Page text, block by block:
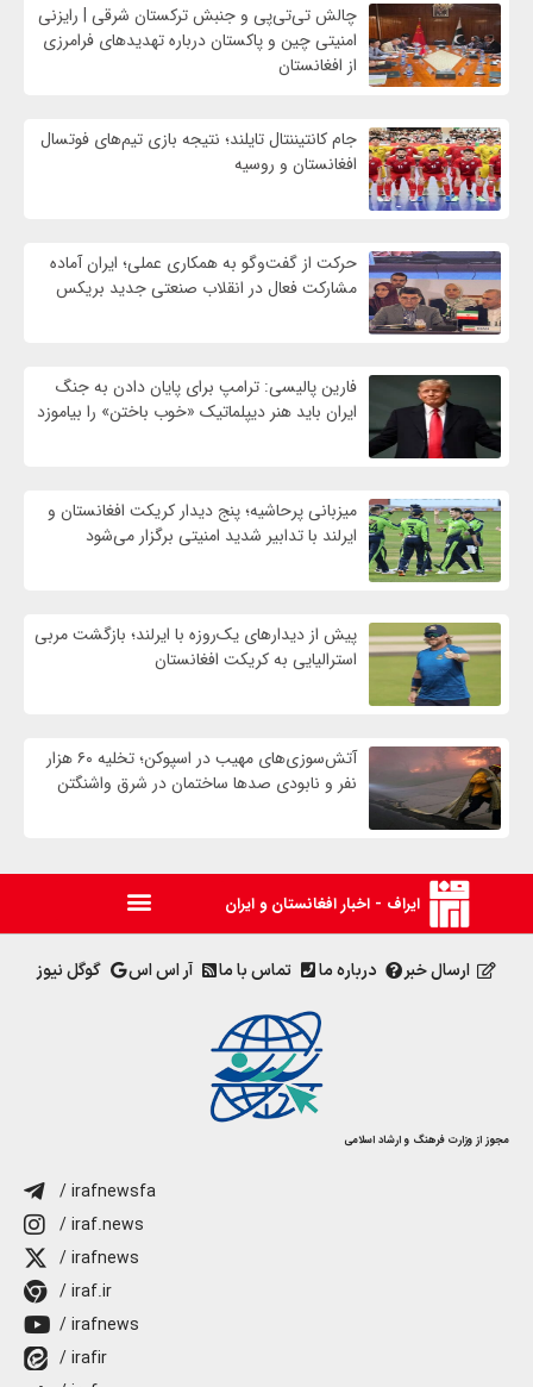
چالش تی‌تی‌پی و جنبش ترکستان شرقی | رایزنی
امنیتی چین و پاکستان درباره تهدیدهای فرامرزی
از افغانستان
جام کانتیننتال تایلند؛ نتیجه بازی تیم‌های فوتسال
افغانستان و روسیه
حرکت از گفت‌وگو به همکاری عملی؛ ایران آماده
مشارکت فعال در انقلاب صنعتی جدید بریکس
فارین پالیسی: ترامپ برای پایان دادن به جنگ
ایران باید هنر دیپلماتیک «خوب باختن» را بیاموزد
میزبانی پرحاشیه؛ پنج دیدار کریکت افغانستان و
ایرلند با تدابیر شدید امنیتی برگزار می‌شود
پیش از دیدارهای یک‌روزه با ایرلند؛ بازگشت مربی
استرالیایی به کریکت افغانستان
آتش‌سوزی‌های مهیب در اسپوکن؛ تخلیه ۶۰ هزار
نفر و نابودی صدها ساختمان در شرق واشنگتن
ایراف - اخبار افغانستان و ایران
ارسال خبر درباره ما تماس با ما آر اس اس گوگل نیوز
مجوز از وزارت فرهنگ و ارشاد اسلامی
/ irafnewsfa
/ iraf.news
/ irafnews
/ iraf.ir
/ irafnews
/ irafir